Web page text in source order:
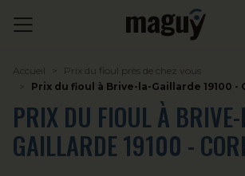
Accueil
Prix du fioul près de chez vous
Prix du fioul à Brive-la-Gaillarde 19100 -
PRIX DU FIOUL À
GAILLARDE 19100 -